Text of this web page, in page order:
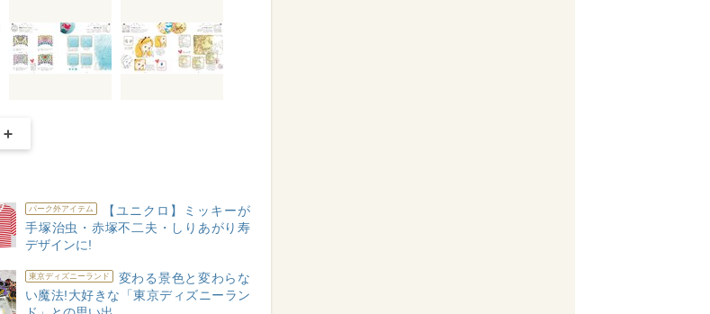
パーク外アイテム
【ユニクロ】ミッキーが
手塚治虫・赤塚不二夫・しりあがり寿
デザインに!
東京ディズニーランド
変わる景色と変わらな
い魔法!大好きな「東京ディズニーラン